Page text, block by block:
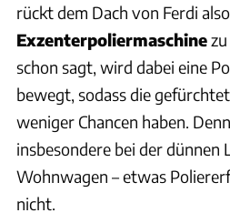
rückt dem Dach von Ferdi
Exzenterpoliermaschine
schon sagt, wird dabei eine
bewegt, sodass die
weniger Chancen haben.
insbesondere bei der dünnen
Wohnwagen – etwas
nicht.